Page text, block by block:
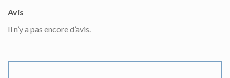
Avis
Il n’y a pas encore d’avis.